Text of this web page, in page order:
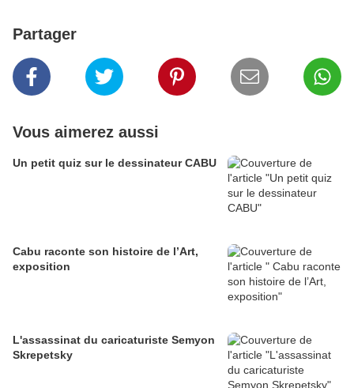
Partager
Vous aimerez aussi
Un petit quiz sur le dessinateur CABU
Cabu raconte son histoire de l’Art,
exposition
L'assassinat du caricaturiste Semyon
Skrepetsky